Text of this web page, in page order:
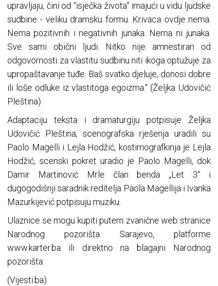
upravljaju, čini od “isječka života” imajući u vidu ljudske
sudbine - veliku dramsku formu. Krivaca ovdje nema.
Nema pozitivnih i negativnih junaka. Nema ni junaka.
Sve sami obični ljudi. Nitko nije amnestiran od
odgovornosti za vlastitu sudbinu niti ikoga optužuje za
upropaštavanje tuđe. Baš svatko djeluje, donosi dobre
ili loše odluke iz vlastitoga egoizma.“ (Željka Udovičić
Pleština)
Adaptaciju teksta i dramaturgiju potpisuje Željka
Udovičić Pleština, scenografska rješenja uradili su
Paolo Magelli i Lejla Hodžić, kostimografkinja je Lejla
Hodžić, scenski pokret uradio je Paolo Magelli, dok
Damir Martinović Mrle član benda „Let 3“ i
dugogodišnji saradnik reditelja Paola Magellija i Ivanka
Mazurkijević potpisuju muziku.
Ulaznice se mogu kupiti putem zvanične web stranice
Narodnog pozorišta Sarajevo, platforme
www.karter.ba ili direktno na blagajni Narodnog
pozorišta.
(Vijesti.ba)